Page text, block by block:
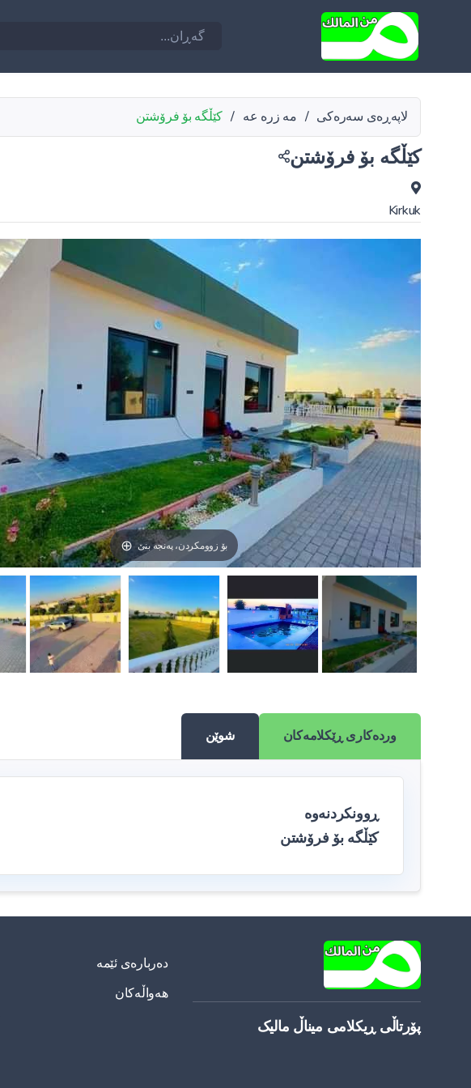
لاپەڕەی سەرەکی / مه زره عه / کێڵگە بۆ فرۆشتن
کێڵگە بۆ فرۆشتن
Kirkuk
بۆ زوومکردن، پەنجە بنێ
وردەکاری ڕێکلامەکان شوێن
ڕوونکردنەوە
کێڵگە بۆ فرۆشتن
پۆرتاڵی ڕیکلامی میناڵ مالیک
دەربارەی ئێمە
هەواڵەکان